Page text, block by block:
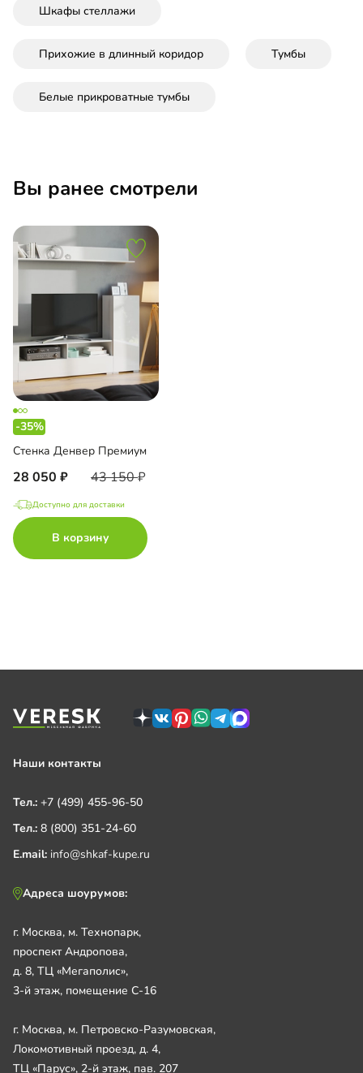
Шкафы стеллажи
Прихожие в длинный коридор Тумбы
Белые прикроватные тумбы
Вы ранее смотрели
-35%
Стенка Денвер Премиум
28 050 43 150
Доступно для доставки
В корзину
Наши контакты
Тел.: +7 (499) 455-96-50
Тел.: 8 (800) 351-24-60
E.mail: info@shkaf-kupe.ru
Адреса шоурумов:
г. Москва, м. Технопарк,
проспект Андропова,
д. 8, ТЦ «Мегаполис»,
3-й этаж, помещение С-16
г. Москва, м. Петровско-Разумовская,
Локомотивный проезд, д. 4,
ТЦ «Парус», 2-й этаж, пав. 207